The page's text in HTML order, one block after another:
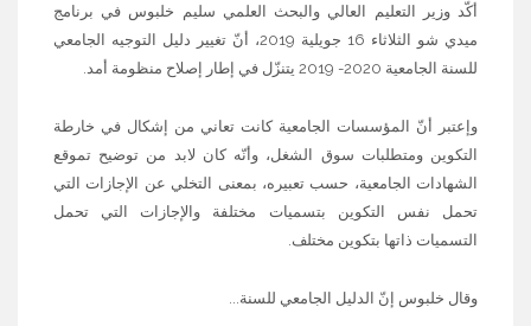
أكّد وزير التعليم العالي والبحث العلمي سليم خلبوس في برنامج
ميدي شو الثلاثاء 16 جويلية 2019، أنّ تغيير دليل التوجيه الجامعي
للسنة الجامعية 2020- 2019 يتنزّل في إطار إصلاح منظومة أمد.
وإعتبر أنّ المؤسسات الجامعية كانت تعاني من إشكال في خارطة
التكوين ومتطلبات سوق الشغل، وأنّه كان لابد من توضيح تموقع
الشهادات الجامعية، حسب تعبيره، بمعنى التخلي عن الإجازات التي
تحمل نفس التكوين بتسميات مختلفة والإجازات التي تحمل
التسميات ذاتها بتكوين مختلف.
وقال خلبوس إنّ الدليل الجامعي للسنة...